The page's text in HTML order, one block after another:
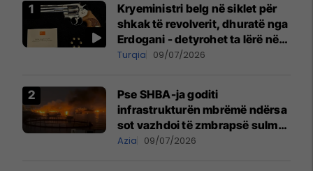
Kryeministri belg në siklet për
shkak të revolverit, dhuratë nga
Erdogani - detyrohet ta lërë në
një bazë ushtarake
Turqia 09/07/2026
Pse SHBA-ja goditi
infrastrukturën mbrëmë ndërsa
sot vazhdoi të zmbrapsë sulmet
iraniane
Azia 09/07/2026